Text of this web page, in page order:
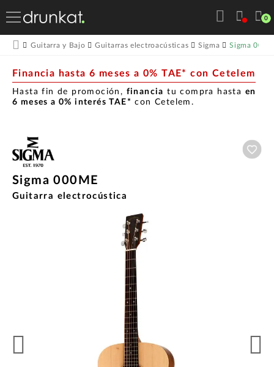
0
Guitarra y Bajo Guitarras electroacústicas Sigma Sigma
Financia hasta 6 meses a 0% TAE* con Cetelem
Hasta fin de promoción, financia tu compra hasta en
6 meses a 0% interés TAE* con Cetelem.
Sigma 000ME
Guitarra electrocústica